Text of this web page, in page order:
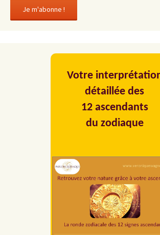
Votre
détaillée des
12 ascendants
du zodiaque